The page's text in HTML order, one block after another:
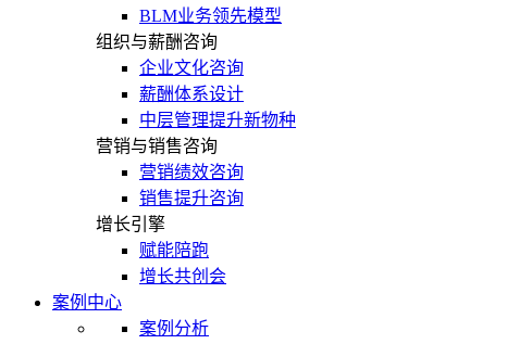
BLM业务领先模型
组织与薪酬咨询
企业文化咨询
薪酬体系设计
中层管理提升新物种
营销与销售咨询
营销绩效咨询
销售提升咨询
增长引擎
赋能陪跑
增长共创会
案例中心
案例分析